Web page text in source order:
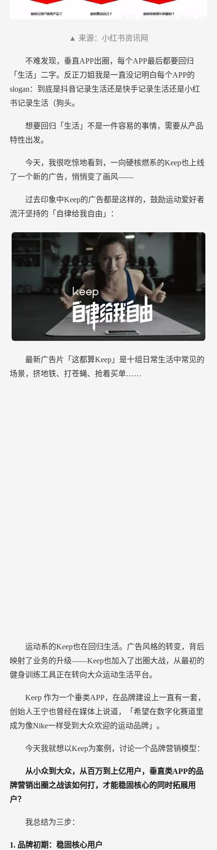
▲ 来源：小红书资讯网
不难发现，垂直APP出圈，每个APP最后都要回归
「生活」二字。反正刀姐我是一直没记明白每个APP的
slogan：到底是抖音记录生活还是快手记录生活还是小红
书记录生活（狗头。
想要回归「生活」不是一件容易的事情，需要从产品
特性出发。
今天，我很吃惊地看到，一向硬核燃系的Keep也上线
了一个新的广告，悄悄变了画风——
过去印象中Keep的广告都是这样的，鼓励运动爱好者
流汗坚持的「自律给我自由」：
最新广告片「这都算Keep」是十组日常生活中常见的
场景，挤地铁、打苍蝇、抢着买单……
运动系的Keep也在回归生活。广告风格的转变，背后
映射了业务的升级——Keep也加入了出圈大战，从最初的
健身训练工具正在转向大众运动生活平台。
Keep 作为一个垂类APP，在品牌建设上一直有一套，
创始人王宁也曾经在媒体上说道，「希望在数字化赛道里
成为像Nike一样受到大众欢迎的运动品牌」。
今天我就想以Keep为案例，讨论一个品牌营销模型：
从小众到大众，从百万到上亿用户，垂直类APP的品
牌营销出圈之战该如何打，才能稳固核心的同时拓展用
户？
我总结为三步：
1. 品牌初期：稳固核心用户